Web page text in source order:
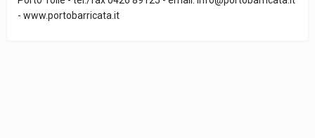
- www.portobarricata.it